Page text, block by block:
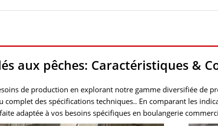
aux pêches: Caractéristiques &
de production en explorant notre gamme diversifiée de
des spécifications techniques.. En comparant les
adaptée à vos besoins spécifiques en boulangerie